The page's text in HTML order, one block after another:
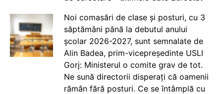
Noi comasări de clase și posturi, cu 3
săptămâni până la debutul anului
școlar 2026-2027, sunt semnalate de
Alin Badea, prim-vicepreședinte USLI
Gorj: Ministerul o comite grav de tot.
Ne sună directorii disperați că oamenii
rămân fără posturi. Ce se întâmplă cu